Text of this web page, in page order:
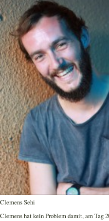
Clemens Sehi
Clemens hat kein Problem damit, am Tag